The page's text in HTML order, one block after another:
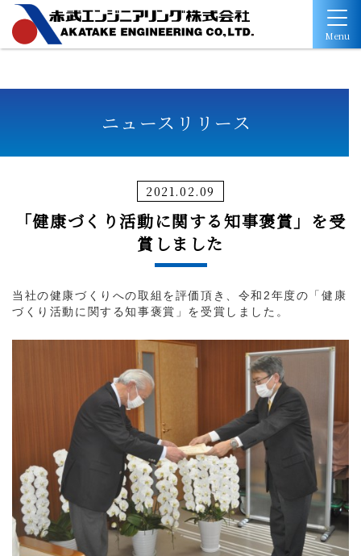
Menu
ニュースリリース
2021.02.09
「健康づくり活動に関する知事褒賞」を受
賞しました
当社の健康づくりへの取組を評価頂き、令和2年度の「健康
づくり活動に関する知事褒賞」を受賞しました。